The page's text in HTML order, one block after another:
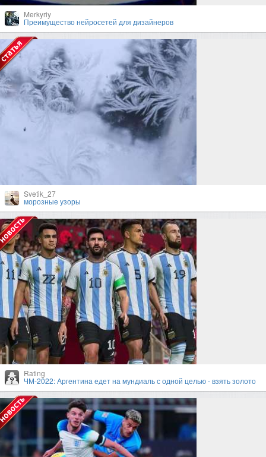
Merkyriy
Преимущество нейросетей для дизайнеров
Svetik_27
морозные узоры
Rating
ЧМ-2022: Аргентина едет на мундиаль с одной целью - взять золото